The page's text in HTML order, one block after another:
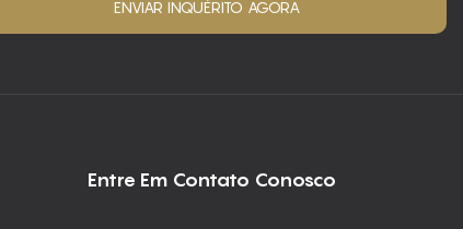
ENVIAR INQUÉRITO AGORA
Entre Em Contato Conosco